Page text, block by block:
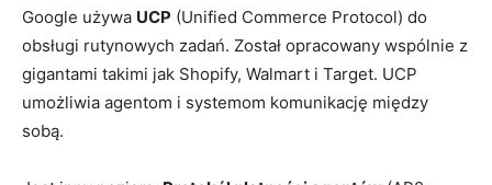
Google używa UCP (Unified Commerce Protocol) do
obsługi rutynowych zadań. Został opracowany wspólnie z
gigantami takimi jak Shopify, Walmart i Target. UCP
umożliwia agentom i systemom komunikację między
sobą.